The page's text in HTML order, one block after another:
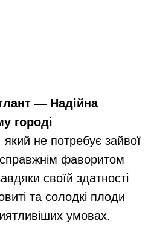
— Надійна
городі
не потребує зайвої
фаворитом
своїй здатності
та солодкі плоди
умовах.